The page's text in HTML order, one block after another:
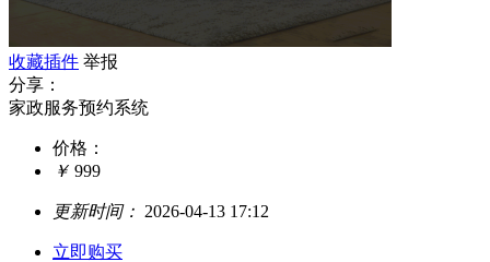
收藏插件 举报
分享：
家政服务预约系统
价格：
￥ 999
更新时间： 2026-04-13 17:12
立即购买